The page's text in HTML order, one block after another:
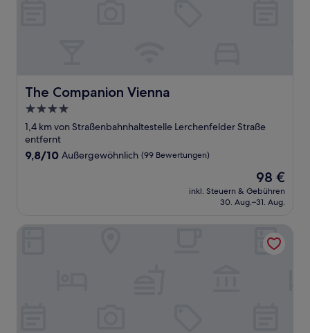
The Companion Vienna
The Companion Vienna
4.0-
Sterne-
Unterkunft
1,4 km von Straßenbahnhaltestelle Lerchenfelder Straße
entfernt
9.8
9,8/10 Außergewöhnlich (99 Bewertungen)
Der
Preis
beträgt
98 €
inkl. Steuern & Gebühren
30. Aug.–31. Aug.
Cocoon Wien Westbahnhof (ehemals Boutiquehotel